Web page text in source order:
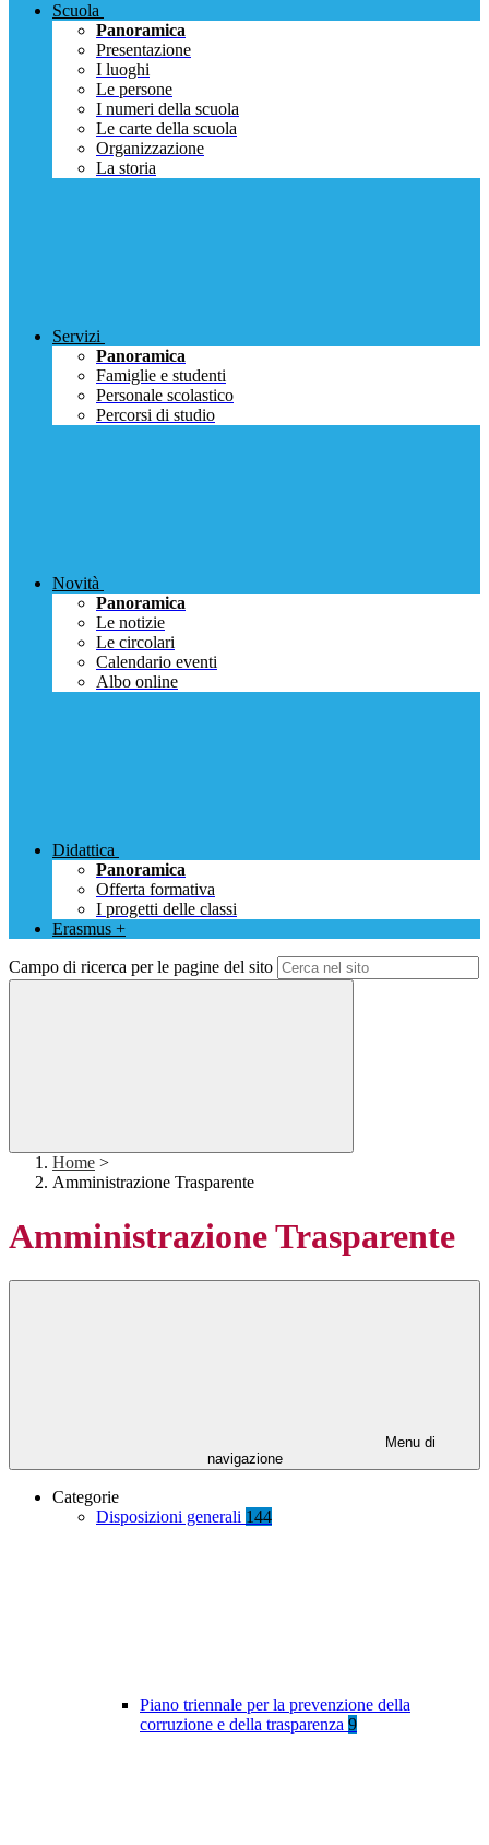
Scuola
Panoramica
Presentazione
I luoghi
Le persone
I numeri della scuola
Le carte della scuola
Organizzazione
La storia
Servizi
Panoramica
Famiglie e studenti
Personale scolastico
Percorsi di studio
Novità
Panoramica
Le notizie
Le circolari
Calendario eventi
Albo online
Didattica
Panoramica
Offerta formativa
I progetti delle classi
Erasmus +
Campo di ricerca per le pagine del sito
Home >
Amministrazione Trasparente
Amministrazione Trasparente
Menu di
navigazione
Categorie
Disposizioni generali 144
Piano triennale per la prevenzione della
corruzione e della trasparenza 9